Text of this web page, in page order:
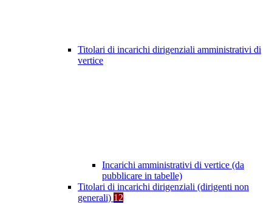
Titolari di incarichi dirigenziali amministrativi di
vertice
Incarichi amministrativi di vertice (da
pubblicare in tabelle)
Titolari di incarichi dirigenziali (dirigenti non
generali) 12